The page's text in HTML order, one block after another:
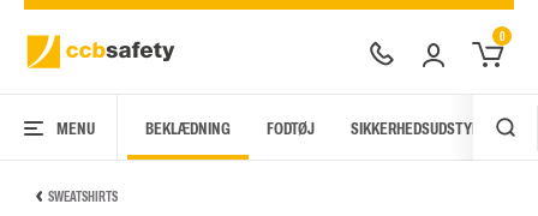
0
MENU BEKLÆDNING FODTØJ SIKKERHEDSUDSTYR
SWEATSHIRTS